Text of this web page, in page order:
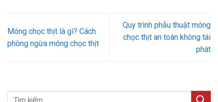
Móng chọc thịt là gì? Cách
phòng ngừa móng chọc thịt
Quy trình phẫu thuật móng
chọc thịt an toàn không tái
phát